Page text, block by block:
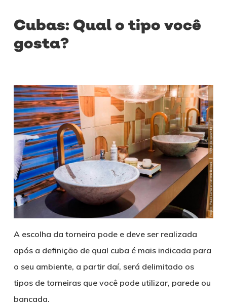
Cubas: Qual o tipo você
gosta?
A escolha da torneira pode e deve ser realizada
após a definição de qual cuba é mais indicada para
o seu ambiente, a partir daí, será delimitado os
tipos de torneiras que você pode utilizar, parede ou
bancada.